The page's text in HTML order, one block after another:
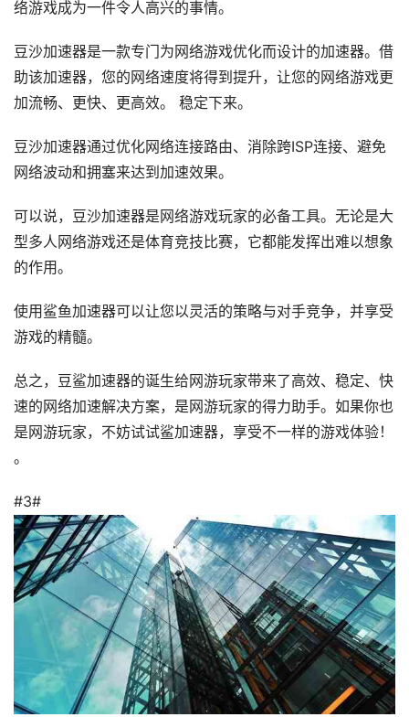
络游戏成为一件令人高兴的事情。
豆沙加速器是一款专门为网络游戏优化而设计的加速器。借
助该加速器，您的网络速度将得到提升，让您的网络游戏更
加流畅、更快、更高效。 稳定下来。
豆沙加速器通过优化网络连接路由、消除跨ISP连接、避免
网络波动和拥塞来达到加速效果。
可以说，豆沙加速器是网络游戏玩家的必备工具。无论是大
型多人网络游戏还是体育竞技比赛，它都能发挥出难以想象
的作用。
使用鲨鱼加速器可以让您以灵活的策略与对手竞争，并享受
游戏的精髓。
总之，豆鲨加速器的诞生给网游玩家带来了高效、稳定、快
速的网络加速解决方案，是网游玩家的得力助手。如果你也
是网游玩家，不妨试试鲨加速器，享受不一样的游戏体验！
。
#3#